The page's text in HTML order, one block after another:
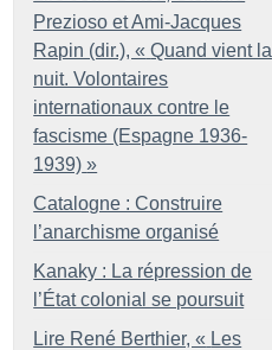
Prezioso et Ami-Jacques
Rapin (dir.), « Quand vient la
nuit. Volontaires
internationaux contre le
fascisme (Espagne 1936-
1939) »
Catalogne : Construire
l’anarchisme organisé
Kanaky : La répression de
l’État colonial se poursuit
Lire René Berthier, « Les